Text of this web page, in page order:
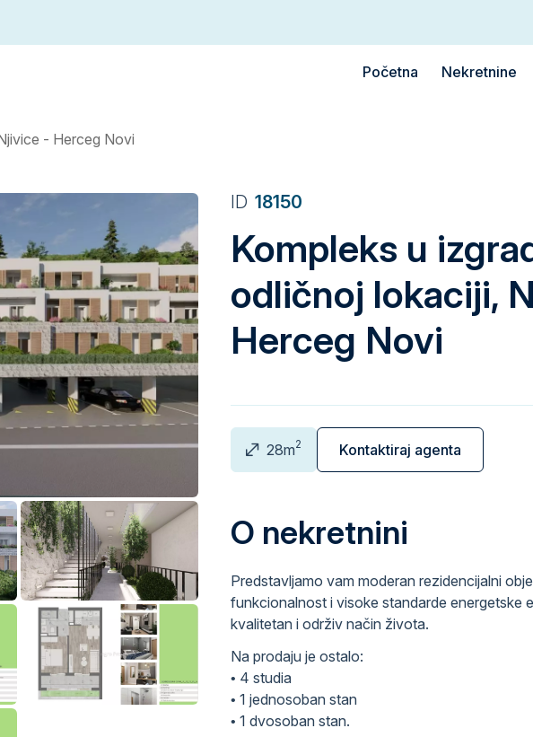
Početna Nekretnine
- Herceg Novi
ID 18150
Kompleks u
odličnoj lokaciji,
Herceg Novi
28m2 Kontaktiraj agenta
O nekretnini
Predstavljamo vam moderan rezidencijalni
funkcionalnost i visoke standarde energetske
kvalitetan i održiv način života.
Na prodaju je ostalo:
• 4 studia
• 1 jednosoban stan
• 1 dvosoban stan.